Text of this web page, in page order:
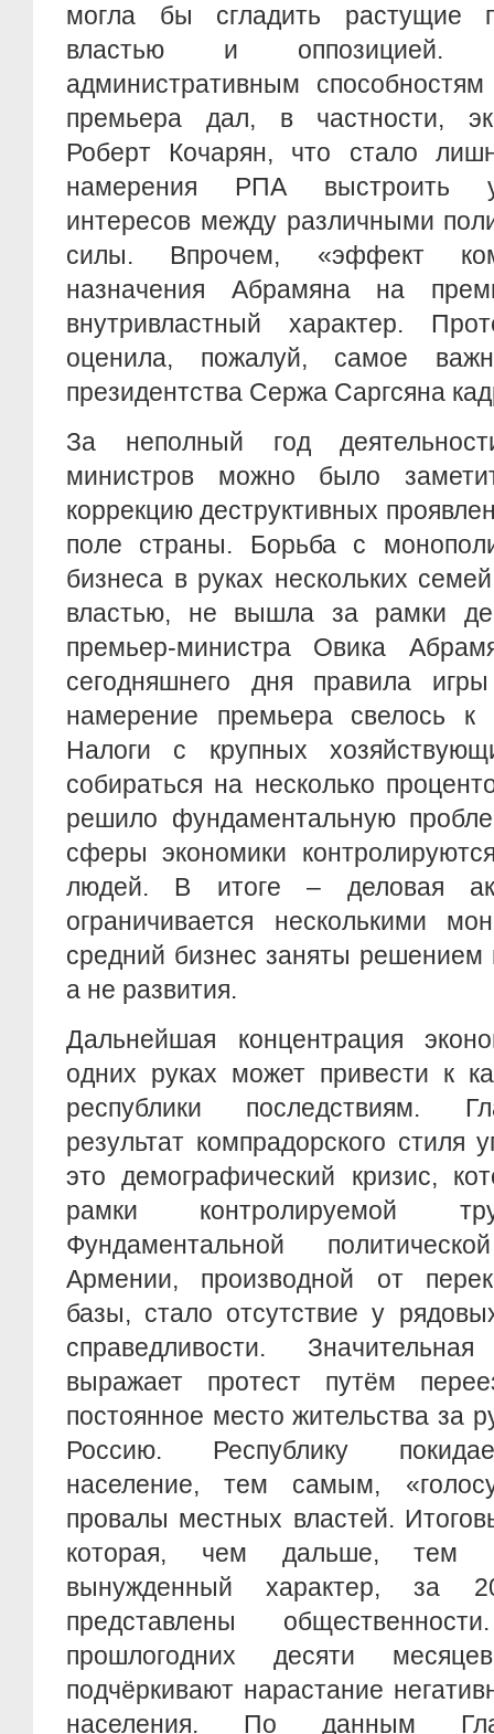
могла бы сгладить растущие
властью и оппозицией.
административным
премьера дал, в частности,
Роберт Кочарян, что стало
намерения РПА выстроить
интересов между различными
силы. Впрочем, «эффект
назначения Абрамяна на
внутривластный характер.
оценила, пожалуй, самое
президентства Сержа Саргсяна
За неполный год
министров можно было
коррекцию деструктивных
поле страны. Борьба с
бизнеса в руках нескольких
властью, не вышла за рамки
премьер-министра Овика
сегодняшнего дня правила
намерение премьера свелось к
Налоги с крупных
собираться на несколько
решило фундаментальную
сферы экономики
людей. В итоге – деловая
ограничивается несколькими
средний бизнес заняты решением
а не развития.
Дальнейшая концентрация
одних руках может привести к
республики последствиям.
результат компрадорского стиля
это демографический кризис,
рамки контролируемой
Фундаментальной
Армении, производной от
базы, стало отсутствие у
справедливости.
выражает протест путём
постоянное место жительства за
Россию. Республику
население, тем самым,
провалы местных властей.
которая, чем дальше, тем
вынужденный характер, за
представлены
прошлогодних десяти
подчёркивают нарастание
населения. По данным